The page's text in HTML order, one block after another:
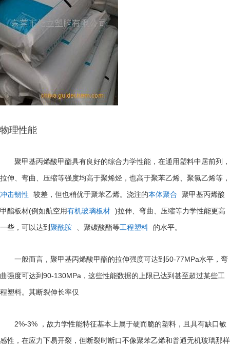
物理性能
聚甲基丙烯酸甲酯具有良好的综合力学性能，在通用塑料中居前列，
拉伸、弯曲、压缩等强度均高于聚烯烃，也高于聚苯乙烯、聚氯乙烯等，
冲击韧性 较差，但也稍优于聚苯乙烯。浇注的本体聚合 聚甲基丙烯酸
甲酯板材(例如航空用有机玻璃板材 )拉伸、弯曲、压缩等力学性能更高
一些，可以达到 聚酰胺 、聚碳酸酯等工程塑料 的水平。
一般而言，聚甲基丙烯酸甲酯的拉伸强度可达到 50-77MPa水平，弯
曲强度可达到 90-130MPa ，这些性能数据的上限已达到甚至超过某些工
程塑料。其断裂伸长率仅
2%-3% ，故力学性能特征基本上属于硬而脆的塑料，且具有缺口敏
感性，在应力下易开裂，但断裂时断口不像聚苯乙烯和普通无机玻璃那样